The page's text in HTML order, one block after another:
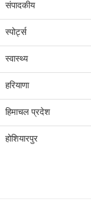
संपादकीय
स्पोर्ट्स
स्वास्थ्य
हरियाणा
हिमाचल प्रदेश
होशियारपुर